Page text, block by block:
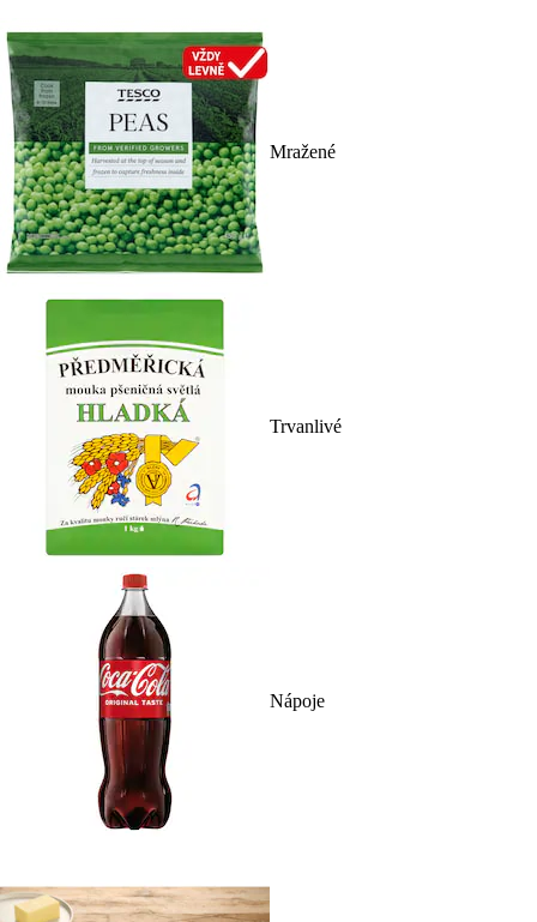
Mražené
Trvanlivé
Nápoje